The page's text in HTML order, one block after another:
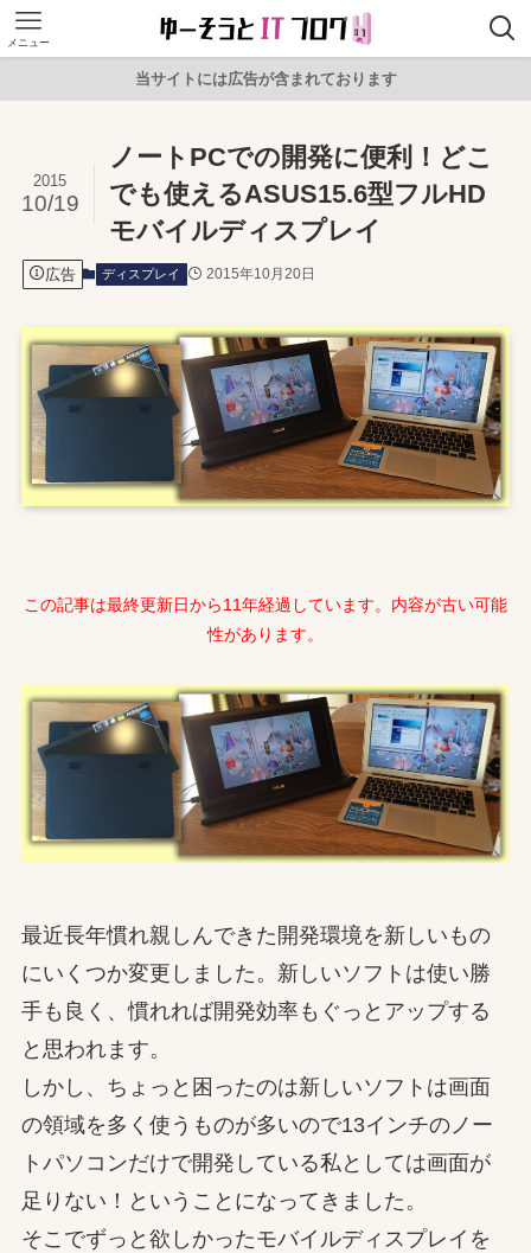
メニュー
当サイトには広告が含まれております
ノートPCでの開発に便利！どこ
でも使えるASUS15.6型フルHD
モバイルディスプレイ
2015
10/19
広告 ディスプレイ 2015年10月20日
この記事は最終更新日から11年経過しています。内容が古い可能
性があります。
最近長年慣れ親しんできた開発環境を新しいもの
にいくつか変更しました。新しいソフトは使い勝
手も良く、慣れれば開発効率もぐっとアップする
と思われます。
しかし、ちょっと困ったのは新しいソフトは画面
の領域を多く使うものが多いので13インチのノー
トパソコンだけで開発している私としては画面が
足りない！ということになってきました。
そこでずっと欲しかったモバイルディスプレイを